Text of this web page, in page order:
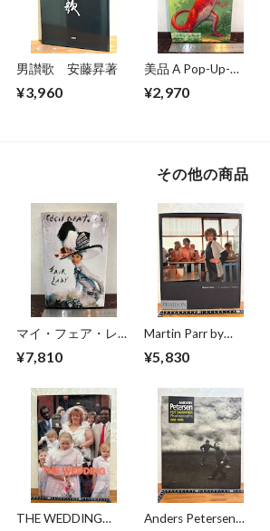
男讃歌 安藤昇著
¥3,960
美品 A Pop-Up-
Giants of the Earth
¥2,970
その他の商品
マイ・フェア・レデ
Fair Lady
¥7,810
Martin Parr by
¥5,830
THE WEDDING
Anders Petersen